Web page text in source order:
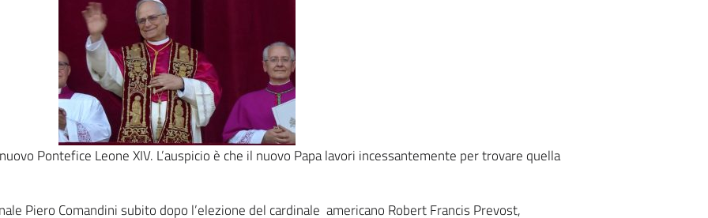
Pontefice Leone XIV. L’auspicio è che il nuovo Papa lavori incessantemente per trovare quella
Piero Comandini subito dopo l’elezione del cardinale americano Robert Francis Prevost,